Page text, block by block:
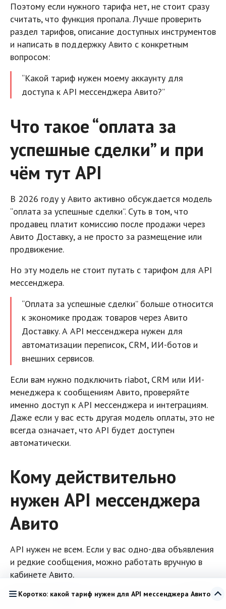
Поэтому если нужного тарифа нет, не стоит сразу
считать, что функция пропала. Лучше проверить
раздел тарифов, описание доступных инструментов
и написать в поддержку Авито с конкретным
вопросом:
“Какой тариф нужен моему аккаунту для
доступа к API мессенджера Авито?”
Что такое “оплата за
успешные сделки” и при
чём тут API
В 2026 году у Авито активно обсуждается модель
“оплата за успешные сделки”. Суть в том, что
продавец платит комиссию после продажи через
Авито Доставку, а не просто за размещение или
продвижение.
Но эту модель не стоит путать с тарифом для API
мессенджера.
“Оплата за успешные сделки” больше относится
к экономике продаж товаров через Авито
Доставку. А API мессенджера нужен для
автоматизации переписок, CRM, ИИ-ботов и
внешних сервисов.
Если вам нужно подключить riabot, CRM или ИИ-
менеджера к сообщениям Авито, проверяйте
именно доступ к API мессенджера и интеграциям.
Даже если у вас есть другая модель оплаты, это не
всегда означает, что API будет доступен
автоматически.
Кому действительно
нужен API мессенджера
Авито
API нужен не всем. Если у вас одно-два объявления
и редкие сообщения, можно работать вручную в
кабинете Авито.
Но API становится важным, если:
Мы используемcookie OK
Коротко: какой тариф нужен для API мессенджера Авито